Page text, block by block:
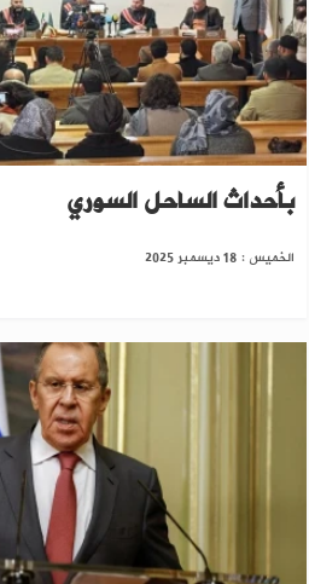
حلب: بدء الجلسة الثانية من
بأحداث الساحل السوري
الخميس : 18 ديسمبر 2025